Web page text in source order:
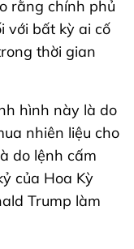
rằng chính phủ
với bất kỳ ai cố
thời gian
hình này là do
nhiên liệu cho
do lệnh cấm
của Hoa Kỳ
Trump làm